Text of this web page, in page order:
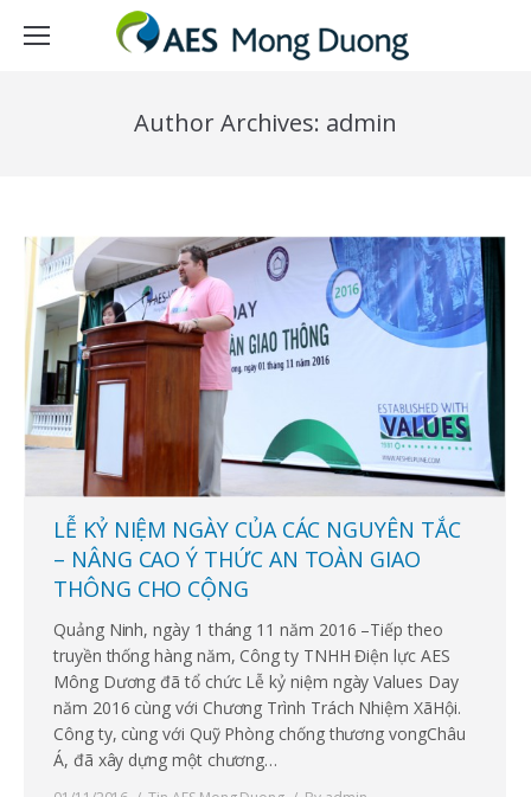
Author Archives: admin
LỄ KỶ NIỆM NGÀY CỦA CÁC NGUYÊN TẮC
– NÂNG CAO Ý THỨC AN TOÀN GIAO
THÔNG CHO CỘNG
Quảng Ninh, ngày 1 tháng 11 năm 2016 –Tiếp theo
truyền thống hàng năm, Công ty TNHH Điện lực AES
Mông Dương đã tổ chức Lễ kỷ niệm ngày Values Day
năm 2016 cùng với Chương Trình Trách Nhiệm XãHội.
Công ty, cùng với Quỹ Phòng chống thương vongChâu
Á, đã xây dựng một chương…